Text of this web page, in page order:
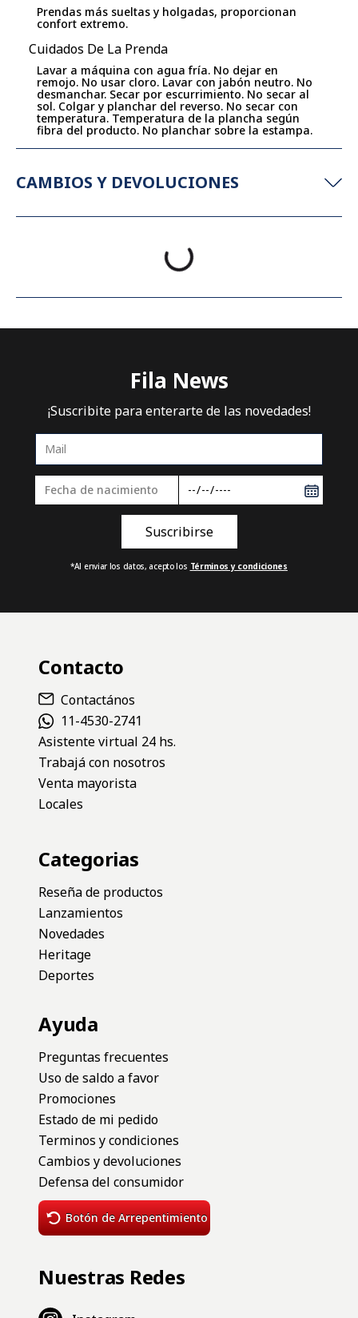
Prendas más sueltas y holgadas, proporcionan
confort extremo.
Cuidados De La Prenda
Lavar a máquina con agua fría. No dejar en
remojo. No usar cloro. Lavar con jabón neutro. No
desmanchar. Secar por escurrimiento. No secar al
sol. Colgar y planchar del reverso. No secar con
temperatura. Temperatura de la plancha según
fibra del producto. No planchar sobre la estampa.
CAMBIOS Y DEVOLUCIONES
Fila News
¡Suscribite para enterarte de las novedades!
*Al enviar los datos, acepto los Términos y condiciones
Contacto
Contactános
11-4530-2741
Asistente virtual 24 hs.
Trabajá con nosotros
Venta mayorista
Locales
Categorias
Reseña de productos
Lanzamientos
Novedades
Heritage
Deportes
Ayuda
Preguntas frecuentes
Uso de saldo a favor
Promociones
Estado de mi pedido
Terminos y condiciones
Cambios y devoluciones
Defensa del consumidor
Botón de Arrepentimiento
Nuestras Redes